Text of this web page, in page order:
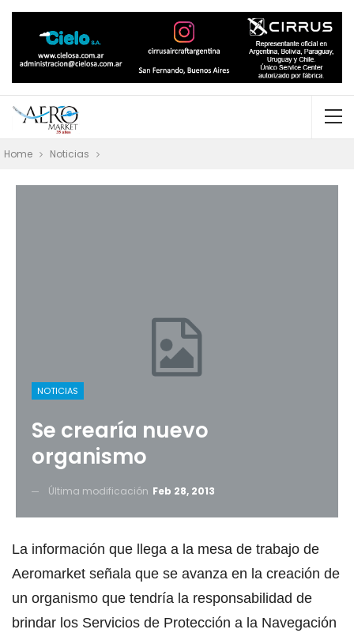
Home Noticias
NOTICIAS
Se crearía nuevo
organismo
Última modificación Feb 28, 2013
La información que llega a la mesa de trabajo de
Aeromarket señala que se avanza en la creación de
un organismo que tendría la responsabilidad de
brindar los Servicios de Protección a la Navegación